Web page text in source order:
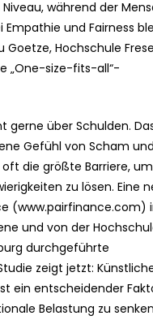
während der
Empathie und Fairness
Goetze, Hochschule
„One-size-fits-all“-
gerne über Schulden.
Gefühl von Scham und
die größte Barriere, um
zu lösen. Eine
(www.pairfinance.com)
und von der
durchgeführte
zeigt jetzt:
ein entscheidender
Belastung zu